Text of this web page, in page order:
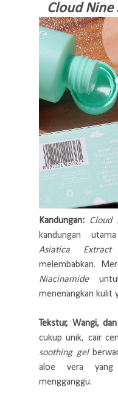
Cloud Nine
Kandungan: Cloud
kandungan
Asiatica Extract
melembabkan.
Niacinamide
menenangkan kulit
Tekstur, Wangi,
cukup unik, cair
soothing gel
aloe vera
mengganggu.